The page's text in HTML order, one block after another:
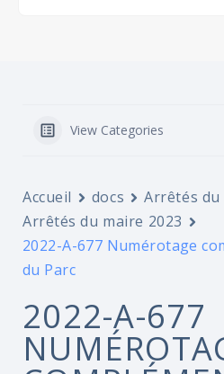
View Categories
Accueil docs
Arrêtés du
Arrêtés du maire 2023
2022-A-677 Numérotage
du Parc
2022-A-677